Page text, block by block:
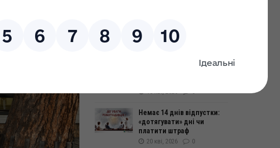
евакуації пасажирів під час
подорожей залізницею
18 кві, 2026 0
Немає 14 днів відпустки:
«дотягувати» дні чи
платити штраф
20 кві, 2026 0